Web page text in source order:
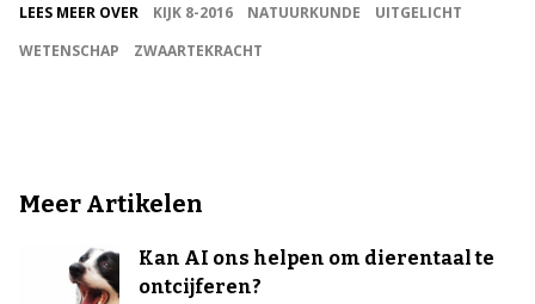
LEES MEER OVER KIJK 8-2016 NATUURKUNDE
UITGELICHT
WETENSCHAP
ZWAARTEKRACHT
Meer Artikelen
Kan AI ons helpen om dierentaal te
ontcijferen?